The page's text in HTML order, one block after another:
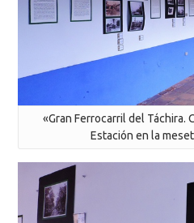
«Gran Ferrocarril del Táchira.
Estación en la